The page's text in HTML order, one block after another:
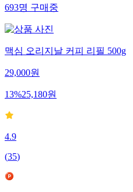
693명구매중
맥심 오리지날 커피 리필 500g
29,000원
13%25,180원
4.9
(35)